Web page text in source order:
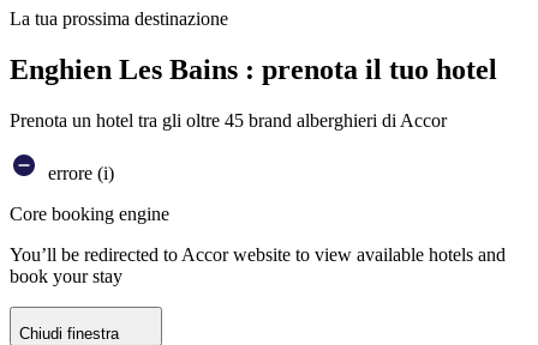
La tua prossima destinazione
Enghien Les Bains : prenota il tuo hotel
Prenota un hotel tra gli oltre 45 brand alberghieri di Accor
errore (i)
Core booking engine
You’ll be redirected to Accor website to view available hotels and
book your stay
Chiudi finestra